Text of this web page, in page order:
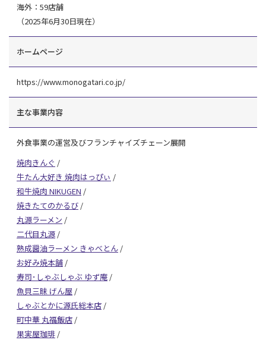
海外：59店舗
（2025年6月30日現在）
ホームページ
https://www.monogatari.co.jp/
主な事業内容
外食事業の運営及びフランチャイズチェーン展開
焼肉きんぐ /
牛たん大好き 焼肉はっぴぃ /
和牛焼肉 NIKUGEN /
焼きたてのかるび /
丸源ラーメン /
二代目丸源 /
熟成醤油ラーメン きゃべとん /
お好み焼本舗 /
寿司･しゃぶしゃぶ ゆず庵 /
魚貝三昧 げん屋 /
しゃぶとかに源氏総本店 /
町中華 丸福飯店 /
果実屋珈琲 /